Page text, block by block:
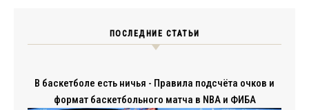
ПОСЛЕДНИЕ СТАТЬИ
В баскетболе есть ничья - Правила подсчёта очков и
формат баскетбольного матча в NBA и ФИБА